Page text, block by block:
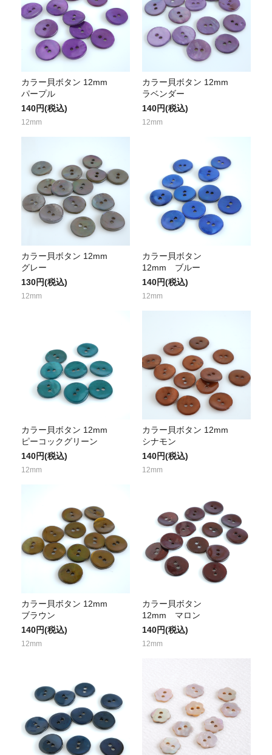
カラー貝ボタン 12mm
パープル
140円(税込)
12mm
カラー貝ボタン 12mm
ラベンダー
140円(税込)
12mm
カラー貝ボタン 12mm
グレー
130円(税込)
12mm
カラー貝ボタン
12mm ブルー
140円(税込)
12mm
カラー貝ボタン 12mm
ピーコックグリーン
140円(税込)
12mm
カラー貝ボタン 12mm
シナモン
140円(税込)
12mm
カラー貝ボタン 12mm
ブラウン
140円(税込)
12mm
カラー貝ボタン
12mm マロン
140円(税込)
12mm